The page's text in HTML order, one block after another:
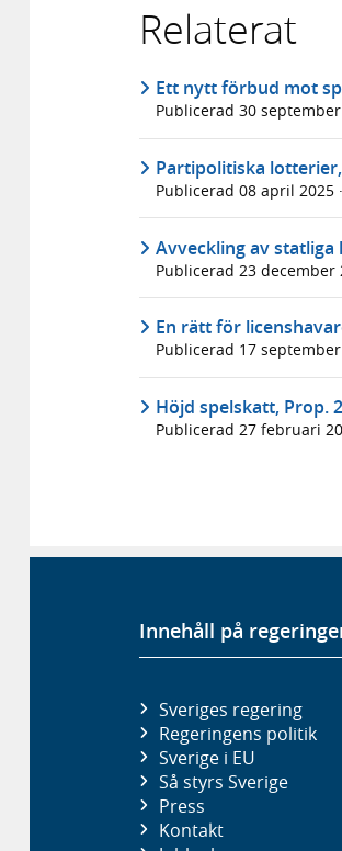
Relaterat
Ett nytt förbud mot
Publicerad 30
Partipolitiska
Publicerad 08 april 2025 ·
Avveckling av statliga
Publicerad 23 december
En rätt för
Publicerad 17
Höjd spelskatt, Prop.
Publicerad 27 februari
Innehåll på
Sveriges regering
Regeringens politik
Sverige i EU
Så styrs Sverige
Press
Kontakt